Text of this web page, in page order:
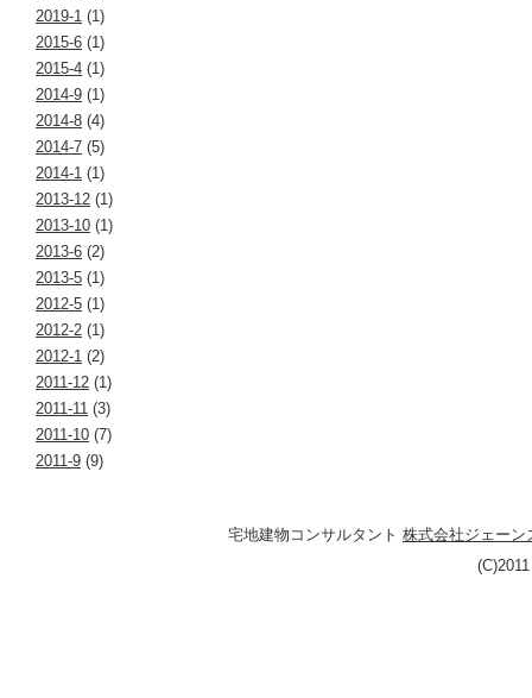
2019-1 (1)
2015-6 (1)
2015-4 (1)
2014-9 (1)
2014-8 (4)
2014-7 (5)
2014-1 (1)
2013-12 (1)
2013-10 (1)
2013-6 (2)
2013-5 (1)
2012-5 (1)
2012-2 (1)
2012-1 (2)
2011-12 (1)
2011-11 (3)
2011-10 (7)
2011-9 (9)
宅地建物コンサルタント 株式会社ジェーン